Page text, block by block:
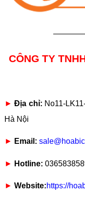
CÔNG TY
►Địa chỉ: No11-
Hà Nội
► Email:
► Hotline:
► Website:https://